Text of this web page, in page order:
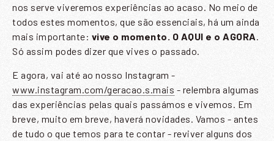
nos serve viveremos experiências ao acaso. No meio de
todos estes momentos, que são essenciais, há um ainda
mais importante: vive o momento. O AQUI e o AGORA
Só assim podes dizer que vives o passado.
E agora, vai até ao nosso Instagram -
www.instagram.com/geracao.s.mais - relembra algumas
das experiências pelas quais passámos e vivemos. Em
breve, muito em breve, haverá novidades. Vamos - antes
de tudo o que temos para te contar - reviver alguns dos